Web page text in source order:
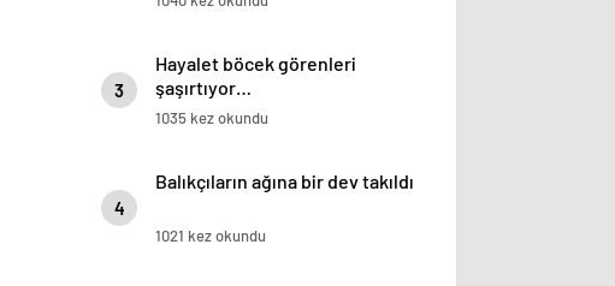
3
Hayalet böcek görenleri
şaşırtıyor…
1035 kez okundu
4
Balıkçıların ağına bir dev takıldı
1021 kez okundu